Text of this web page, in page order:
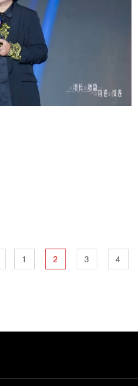
1 2 3 4